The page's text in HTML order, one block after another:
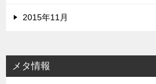
2015年11月
メタ情報